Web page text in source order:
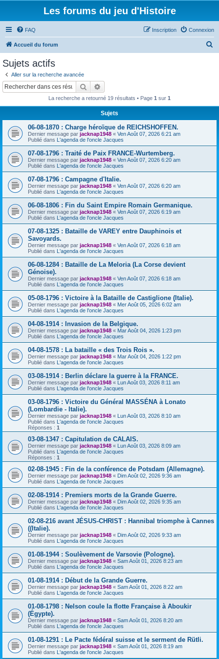
Les forums du jeu d'Histoire
FAQ Connexion
Inscription
Accueil du forum
Sujets actifs
Aller sur la recherche avancée
Rechercher
La recherche a retourné 19 résultats • Page 1 sur 1
Sujets
06-08-1870 : Charge héroïque de REICHSHOFFEN.
Dernier message par jacknap1948 « Ven Août 07, 2026 6:21 am
Publié dans L'agenda de l'oncle Jacques
07-08-1796 : Traité de Paix FRANCE-Wurtemberg.
Dernier message par jacknap1948 « Ven Août 07, 2026 6:20 am
Publié dans L'agenda de l'oncle Jacques
07-08-1796 : Campagne d'Italie.
Dernier message par jacknap1948 « Ven Août 07, 2026 6:20 am
Publié dans L'agenda de l'oncle Jacques
06-08-1806 : Fin du Saint Empire Romain Germanique.
Dernier message par jacknap1948 « Ven Août 07, 2026 6:19 am
Publié dans L'agenda de l'oncle Jacques
07-08-1325 : Bataille de VAREY entre Dauphinois et
Savoyards.
Dernier message par jacknap1948 « Ven Août 07, 2026 6:18 am
Publié dans L'agenda de l'oncle Jacques
06-08-1284 : Bataille de La Meloria (La Corse devient
Génoise).
Dernier message par jacknap1948 « Ven Août 07, 2026 6:18 am
Publié dans L'agenda de l'oncle Jacques
05-08-1796 : Victoire à la Bataille de Castiglione (Italie).
Dernier message par jacknap1948 « Mer Août 05, 2026 6:02 am
Publié dans L'agenda de l'oncle Jacques
04-08-1914 : Invasion de la Belgique.
Dernier message par jacknap1948 « Mar Août 04, 2026 1:23 pm
Publié dans L'agenda de l'oncle Jacques
04-08-1578 : La bataille « des Trois Rois ».
Dernier message par jacknap1948 « Mar Août 04, 2026 1:22 pm
Publié dans L'agenda de l'oncle Jacques
03-08-1914 : Berlin déclare la guerre à la FRANCE.
Dernier message par jacknap1948 « Lun Août 03, 2026 8:11 am
Publié dans L'agenda de l'oncle Jacques
03-08-1796 : Victoire du Général MASSÉNA à Lonato
(Lombardie - Italie).
Dernier message par jacknap1948 « Lun Août 03, 2026 8:10 am
Publié dans L'agenda de l'oncle Jacques
Réponses : 1
03-08-1347 : Capitulation de CALAIS.
Dernier message par jacknap1948 « Lun Août 03, 2026 8:09 am
Publié dans L'agenda de l'oncle Jacques
Réponses : 1
02-08-1945 : Fin de la conférence de Potsdam (Allemagne).
Dernier message par jacknap1948 « Dim Août 02, 2026 9:36 am
Publié dans L'agenda de l'oncle Jacques
02-08-1914 : Premiers morts de la Grande Guerre.
Dernier message par jacknap1948 « Dim Août 02, 2026 9:35 am
Publié dans L'agenda de l'oncle Jacques
02-08-216 avant JÉSUS-CHRIST : Hannibal triomphe à Cannes
((Italie).
Dernier message par jacknap1948 « Dim Août 02, 2026 9:33 am
Publié dans L'agenda de l'oncle Jacques
01-08-1944 : Soulèvement de Varsovie (Pologne).
Dernier message par jacknap1948 « Sam Août 01, 2026 8:23 am
Publié dans L'agenda de l'oncle Jacques
01-08-1914 : Début de la Grande Guerre.
Dernier message par jacknap1948 « Sam Août 01, 2026 8:22 am
Publié dans L'agenda de l'oncle Jacques
01-08-1798 : Nelson coule la flotte Française à Aboukir
(Égypte).
Dernier message par jacknap1948 « Sam Août 01, 2026 8:20 am
Publié dans L'agenda de l'oncle Jacques
01-08-1291 : Le Pacte fédéral suisse et le serment de Rütli.
Dernier message par jacknap1948 « Sam Août 01, 2026 8:19 am
Publié dans L'agenda de l'oncle Jacques